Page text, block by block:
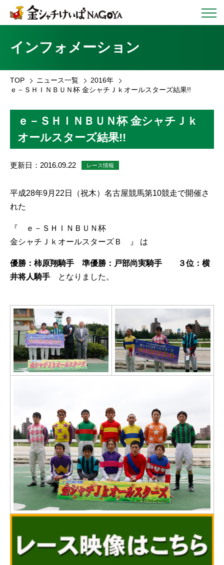
インフォメーション
TOP ニュース一覧
2016年
ｅ－ＳＨＩＮＢＵＮ杯 金シャチＪｋオールスターズ結果!!
ｅ－ＳＨＩＮＢＵＮ杯 金シャチＪｋ
オールスターズ結果!!
更新日：2016.09.22 レース情報
平成28年9月22日（祝木）名古屋競馬第10競走で開催さ
れた
『 ｅ－ＳＨＩＮＢＵＮ杯
金シャチＪｋオールスターズＢ 』
は
優勝：柿原翔騎手 準優勝：戸部尚実騎手 ３位：横
井将人騎手 となりました。